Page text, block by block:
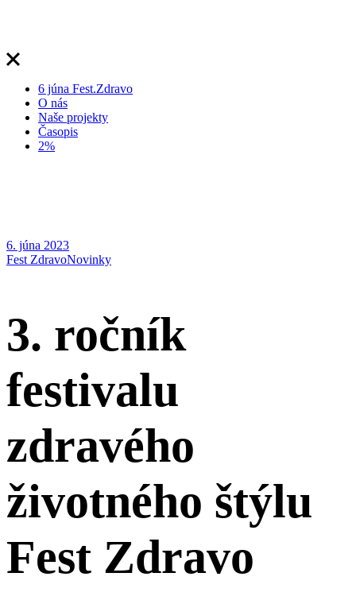
6 júna Fest.Zdravo
O nás
Naše projekty
Časopis
2%
6. júna 2023
Fest ZdravoNovinky
3. ročník
festivalu
zdravého
životného štýlu
Fest Zdravo